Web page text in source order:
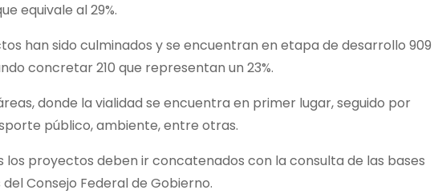
equivale al 29%.
han sido culminados y se encuentran en etapa de desarrollo 909
concretar 210 que representan un 23%.
donde la vialidad se encuentra en primer lugar, seguido por
público, ambiente, entre otras.
proyectos deben ir concatenados con la consulta de las bases
Consejo Federal de Gobierno.